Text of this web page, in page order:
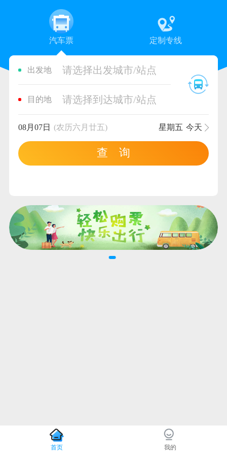
汽车票 定制专线
出发地 请选择出发城市/站点
目的地 请选择到达城市/站点
08月07日 (农历六月廿五) 星期五 今天
查 询
首页 我的